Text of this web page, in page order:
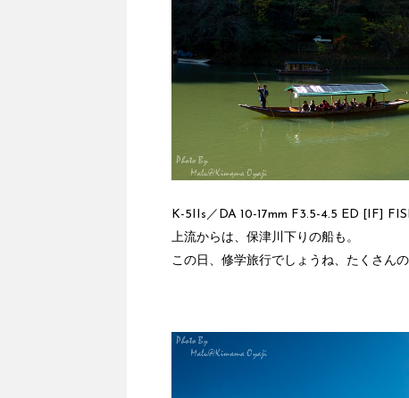
K-5IIs／DA 10-17mm F3.5-4.5 ED [IF]
上流からは、保津川下りの船も。
この日、修学旅行でしょうね、たくさん